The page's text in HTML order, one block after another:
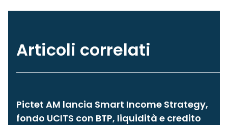
Articoli correlati
Pictet AM lancia Smart Income Strategy,
fondo UCITS con BTP, liquidità e credito